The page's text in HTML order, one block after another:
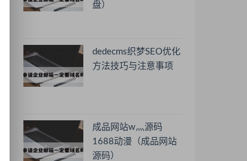
盘）
dedecms织梦SEO优化
方法技巧与注意事项
成品网站w灬源码
1688动漫（成品网站
源码）